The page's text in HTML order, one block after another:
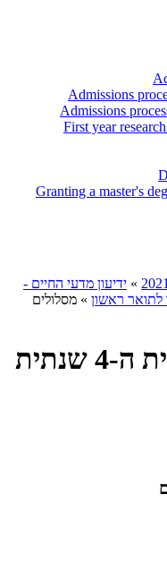
Admissions
Admissions
First year
Granting a master's
» ידיעון מדעי החיים -
לתואר ראשון » מסלולים
מסלול השלמה לתוכנית ה-4 שנתית